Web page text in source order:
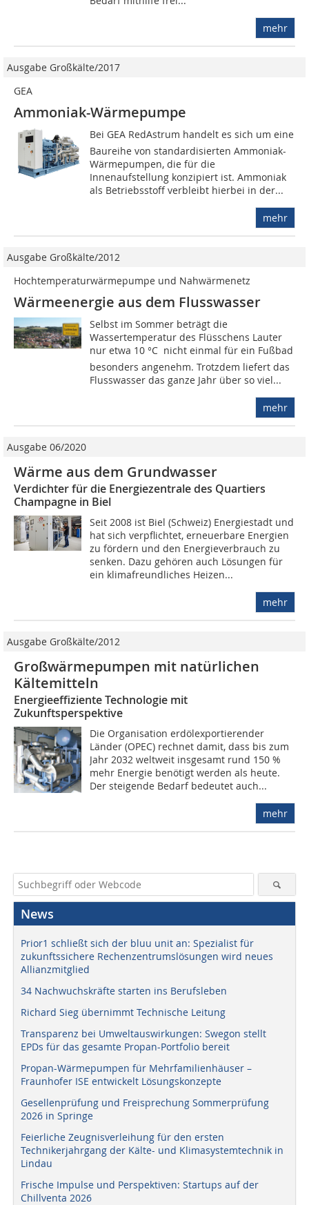
mehr
Ausgabe Großkälte/2017
GEA
Ammoniak-Wärmepumpe
Bei GEA RedAstrum handelt es sich um eine
Baureihe von standardisierten Ammoniak-
Wärmepumpen, die für die
Innenaufstellung konzipiert ist. Ammoniak
als Betriebsstoff verbleibt hierbei in der...
mehr
Ausgabe Großkälte/2012
Hochtemperaturwärmepumpe und Nahwärmenetz
Wärmeenergie aus dem Flusswasser
Selbst im Sommer beträgt die
Wassertemperatur des Flüsschens Lauter
nur etwa 10 °C  nicht einmal für ein Fußbad
besonders angenehm. Trotzdem liefert das
Flusswasser das ganze Jahr über so viel...
mehr
Ausgabe 06/2020
Wärme aus dem Grundwasser
Verdichter für die Energiezentrale des Quartiers
Champagne in Biel
Seit 2008 ist Biel (Schweiz) Energiestadt und
hat sich verpflichtet, erneuerbare Energien
zu fördern und den Energieverbrauch zu
senken. Dazu gehören auch Lösungen für
ein klimafreundliches Heizen...
mehr
Ausgabe Großkälte/2012
Großwärmepumpen mit natürlichen
Kältemitteln
Energieeffiziente Technologie mit
Zukunftsperspektive
Die Organisation erdölexportierender
Länder (OPEC) rechnet damit, dass bis zum
Jahr 2032 weltweit insgesamt rund 150 %
mehr Energie benötigt werden als heute.
Der steigende Bedarf bedeutet auch...
mehr
News
Prior1 schließt sich der bluu unit an: Spezialist für
zukunftssichere Rechenzentrumslösungen wird neues
Allianzmitglied
34 Nachwuchskräfte starten ins Berufsleben
Richard Sieg übernimmt Technische Leitung
Transparenz bei Umweltauswirkungen: Swegon stellt
EPDs für das gesamte Propan-Portfolio bereit
Propan-Wärmepumpen für Mehrfamilienhäuser –
Fraunhofer ISE entwickelt Lösungskonzepte
Gesellenprüfung und Freisprechung Sommerprüfung
2026 in Springe
Feierliche Zeugnisverleihung für den ersten
Technikerjahrgang der Kälte- und Klimasystemtechnik in
Lindau
Frische Impulse und Perspektiven: Startups auf der
Chillventa 2026